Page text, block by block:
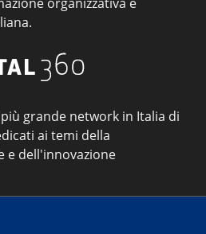
grande network in Italia di
ai temi della
e dell'innovazione